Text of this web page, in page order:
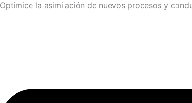
Optimice la asimilación de nuevos procesos y